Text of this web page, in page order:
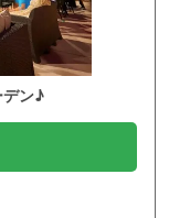
デン♪